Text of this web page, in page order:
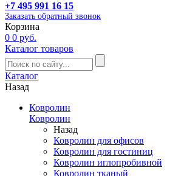
+7 495 991 16 15
Заказать обратный звонок
Корзина
0 0 руб.
Каталог товаров
Каталог
Назад
Ковролин
Ковролин
Назад
Ковролин для офисов
Ковролин для гостиниц
Ковролин иглопробивной
Ковролин тканый